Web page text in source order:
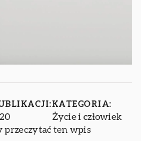
KATEGORIA:
Życie i człowiek
przeczytać ten wpis